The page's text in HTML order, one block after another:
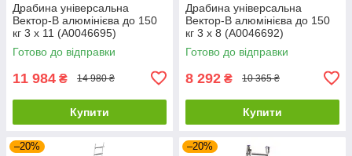
Драбина універсальна
Вектор-В алюмінієва до 150
кг 3 х 11 (А0046695)
Готово до відправки
11 984 ₴ 14 980 ₴
Купити
Драбина універсальна
Вектор-В алюмінієва до 150
кг 3 х 8 (А0046692)
Готово до відправки
8 292 ₴ 10 365 ₴
Купити
–20% –20%